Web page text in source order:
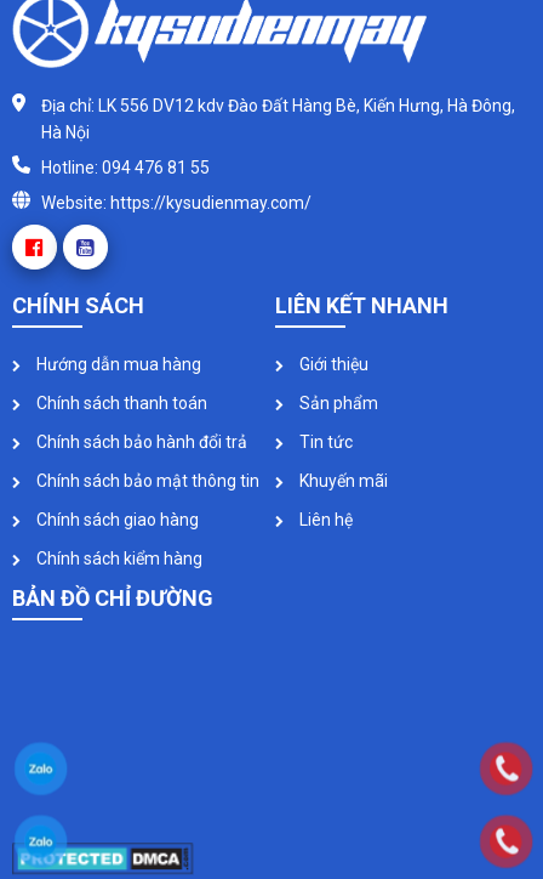
Địa chỉ: LK 556 DV12 kdv Đào Đất Hàng Bè, Kiến Hưng, Hà Đông,
Hà Nội
Hotline: 094 476 81 55
Website: https://kysudienmay.com/
CHÍNH SÁCH
Hướng dẫn mua hàng
Chính sách thanh toán
Chính sách bảo hành đổi trả
Chính sách bảo mật thông tin
Chính sách giao hàng
Chính sách kiểm hàng
LIÊN KẾT NHANH
Giới thiệu
Sản phẩm
Tin tức
Khuyến mãi
Liên hệ
BẢN ĐỒ CHỈ ĐƯỜNG